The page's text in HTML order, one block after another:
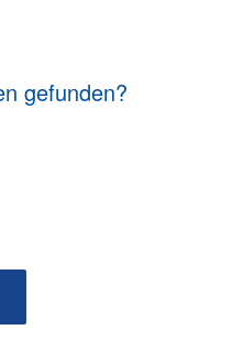
gefunden?